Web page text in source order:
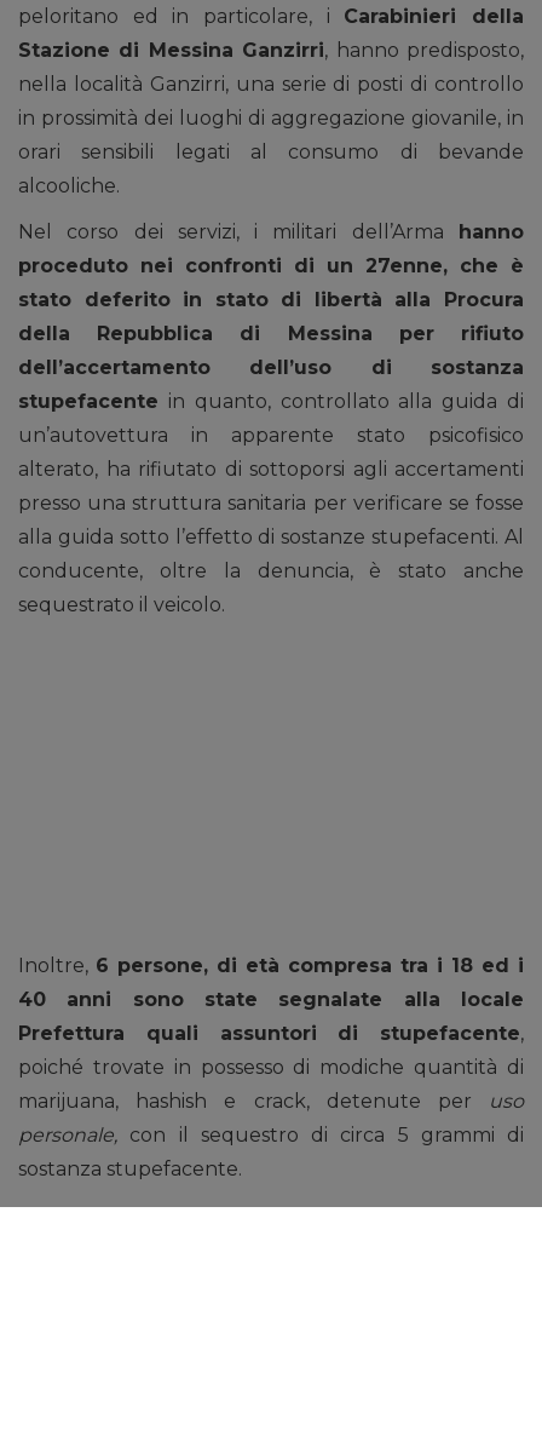
peloritano ed in particolare, i Carabinieri della
Stazione di Messina Ganzirri, hanno predisposto,
nella località Ganzirri, una serie di posti di controllo
in prossimità dei luoghi di aggregazione giovanile, in
orari sensibili legati al consumo di bevande
alcooliche.
Nel corso dei servizi, i militari dell’Arma
hanno
proceduto nei confronti di un 27enne, che è
stato deferito in stato di libertà alla Procura
della Repubblica di Messina per rifiuto
dell’accertamento dell’uso di sostanza
stupefacente in quanto, controllato alla guida di
un’autovettura in apparente stato psicofisico
alterato, ha rifiutato di sottoporsi agli accertamenti
presso una struttura sanitaria per verificare se fosse
alla guida sotto l’effetto di sostanze stupefacenti. Al
conducente, oltre la denuncia, è stato anche
sequestrato il veicolo.
Inoltre, 6 persone, di età compresa tra i 18 ed i
40 anni sono state segnalate alla locale
Prefettura quali assuntori di stupefacente,
poiché trovate in possesso di modiche quantità di
marijuana, hashish e crack, detenute per
uso
personale, con il sequestro di circa 5 grammi di
sostanza stupefacente.